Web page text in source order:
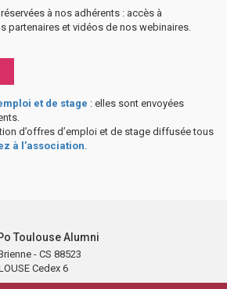
à nos adhérents : accès à
partenaires et vidéos de nos webinaires.
et de stage : elles sont envoyées
d’offres d’emploi et de stage diffusée tous
à l’association.
Toulouse Alumni
- CS 88523
Cedex 6